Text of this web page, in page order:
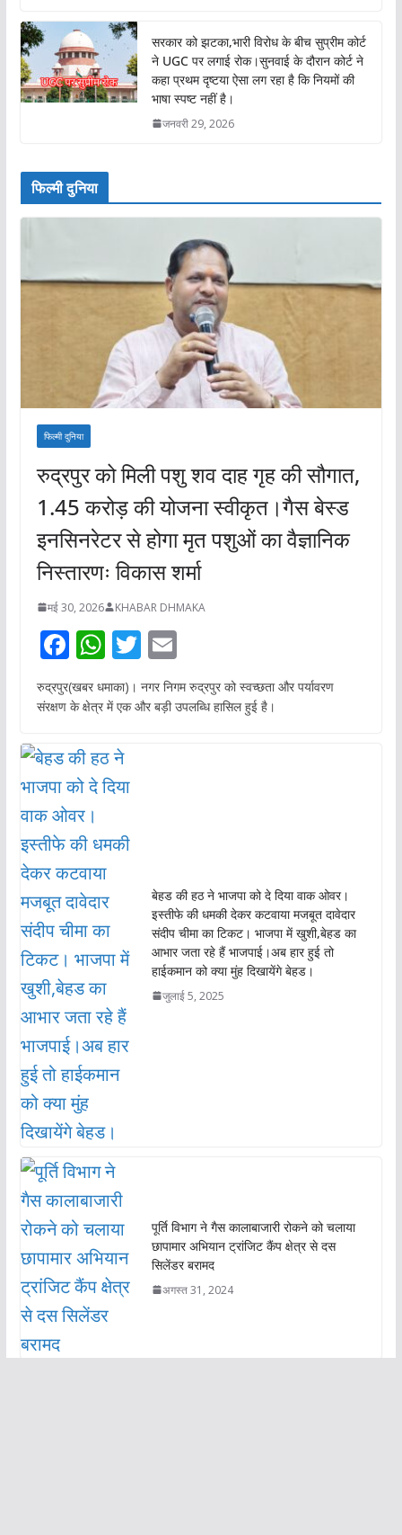
सरकार को झटका,भारी विरोध के बीच सुप्रीम कोर्ट
ने UGC पर लगाई रोक।सुनवाई के दौरान कोर्ट ने
कहा प्रथम दृष्टया ऐसा लग रहा है कि नियमों की
भाषा स्पष्ट नहीं है।
जनवरी 29, 2026
फिल्मी दुनिया
फिल्मी दुनिया
रुद्रपुर को मिली पशु शव दाह गृह की सौगात,
1.45 करोड़ की योजना स्वीकृत।गैस बेस्ड
इनसिनरेटर से होगा मृत पशुओं का वैज्ञानिक
निस्तारणः विकास शर्मा
मई 30, 2026 KHABAR DHMAKA
F
ac
e
o
o
k
W
at
A
p
T
itt
E
ai
रुद्रपुर(खबर धमाका)। नगर निगम रुद्रपुर को स्वच्छता और पर्यावरण
संरक्षण के क्षेत्र में एक और बड़ी उपलब्धि हासिल हुई है।
बेहड की हठ ने भाजपा को दे दिया वाक ओवर।
इस्तीफे की धमकी देकर कटवाया मजबूत दावेदार
संदीप चीमा का टिकट। भाजपा में खुशी,बेहड का
आभार जता रहे हैं भाजपाई।अब हार हुई तो
हाईकमान को क्या मुंह दिखायेंगे बेहड।
जुलाई 5, 2025
पूर्ति विभाग ने गैस कालाबाजारी रोकने को चलाया
छापामार अभियान ट्रांजिट कैंप क्षेत्र से दस
सिलेंडर बरामद
अगस्त 31, 2024